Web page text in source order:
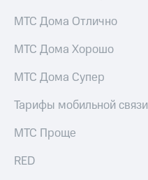
МТС Дома Отлично
МТС Дома Хорошо
МТС Дома Супер
Тарифы мобильной связи
МТС Проще
RED